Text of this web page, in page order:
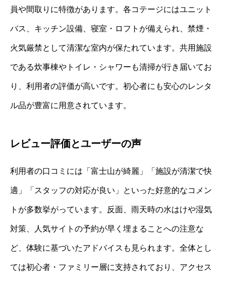
員や間取りに特徴があります。各コテージにはユニット
バス、キッチン設備、寝室・ロフトが備えられ、禁煙・
火気厳禁として清潔な室内が保たれています。共用施設
である炊事棟やトイレ・シャワーも清掃が行き届いてお
り、利用者の評価が高いです。初心者にも安心のレンタ
ル品が豊富に用意されています。
レビュー評価とユーザーの声
利用者の口コミには「富士山が綺麗」「施設が清潔で快
適」「スタッフの対応が良い」といった好意的なコメン
トが多数挙がっています。反面、雨天時の水はけや湿気
対策、人気サイトの予約が早く埋まることへの注意な
ど、体験に基づいたアドバイスも見られます。全体とし
ては初心者・ファミリー層に支持されており、アクセス